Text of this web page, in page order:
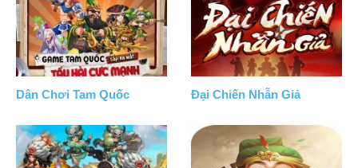
Dân Chơi Tam Quốc Đại Chiến Nhẫn Giả